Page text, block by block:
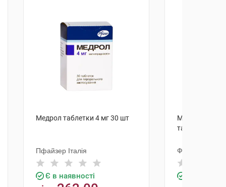
Медрол таблетки 4 мг 30 шт
Пфайзер Італія
Є в наявності
таблетки 4 мг
Фарма Старт